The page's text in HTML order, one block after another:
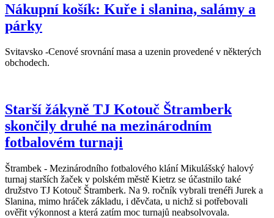
Nákupní košík: Kuře i slanina, salámy a
párky
Svitavsko -Cenové srovnání masa a uzenin provedené v některých
obchodech.
Starší žákyně TJ Kotouč Štramberk
skončily druhé na mezinárodním
fotbalovém turnaji
Štrambek - Mezinárodního fotbalového klání Mikulášský halový
turnaj starších žaček v polském městě Kietrz se účastnilo také
družstvo TJ Kotouč Štramberk. Na 9. ročník vybrali trenéři Jurek a
Slanina, mimo hráček základu, i děvčata, u nichž si potřebovali
ověřit výkonnost a která zatím moc turnajů neabsolvovala.